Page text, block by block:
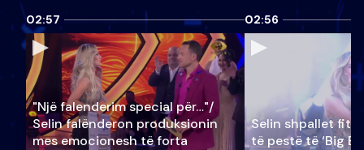
02:57
"Një falenderim special për…"/
Selin falënderon produksionin
mes emocionesh të forta
02:56
Selin shpallet
të pestë të ‘Big